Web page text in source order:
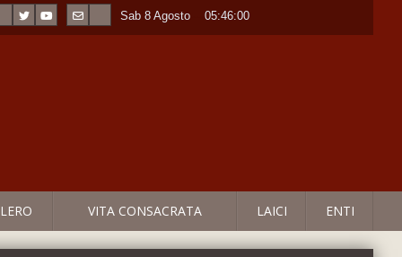
Sab 8 Agosto ----05:46:01
VITA CONSACRATA LAICI ENTI